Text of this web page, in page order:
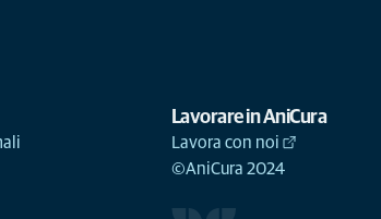
Lavorare in AniCura
Lavora con noi
©AniCura 2024